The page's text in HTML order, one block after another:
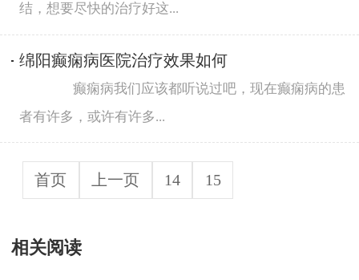
结，想要尽快的治疗好这...
绵阳癫痫病医院治疗效果如何
癫痫病我们应该都听说过吧，现在癫痫病的患
者有许多，或许有许多...
首页 上一页 14 15
相关阅读